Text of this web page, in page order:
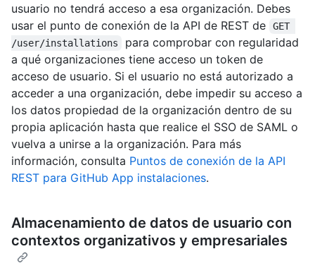
usuario no tendrá acceso a esa organización. Debes
usar el punto de conexión de la API de REST de
GET
/user/installations
para comprobar con regularidad
a qué organizaciones tiene acceso un token de
acceso de usuario. Si el usuario no está autorizado a
acceder a una organización, debe impedir su acceso a
los datos propiedad de la organización dentro de su
propia aplicación hasta que realice el SSO de SAML o
vuelva a unirse a la organización. Para más
información, consulta Puntos de conexión de la API
REST para GitHub App instalaciones.
Almacenamiento de datos de usuario con
contextos organizativos y empresariales